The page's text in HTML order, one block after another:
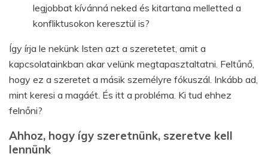
legjobbat kívánná neked és kitartana melletted a
konfliktusokon keresztül is?
Így írja le nekünk Isten azt a szeretetet, amit a
kapcsolatainkban akar velünk megtapasztaltatni. Feltűnő,
hogy ez a szeretet a másik személyre fókuszál. Inkább ad,
mint keresi a magáét. És itt a probléma. Ki tud ehhez
felnőni?
Ahhoz, hogy így szeretnünk, szeretve kell
lennünk